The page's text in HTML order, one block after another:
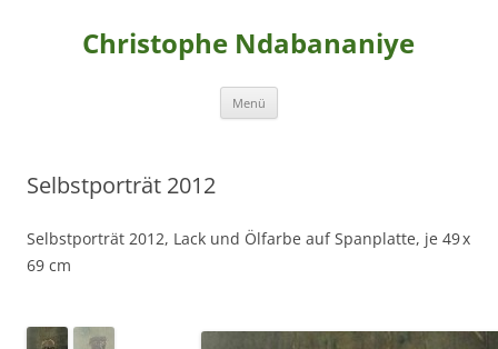
Christophe Ndabananiye
Menü
Selbstporträt 2012
Selbstporträt 2012, Lack und Ölfarbe auf Spanplatte, je 49 x
69 cm